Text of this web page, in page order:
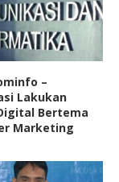
–
Lakukan
Bertema
Marketing